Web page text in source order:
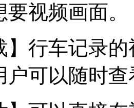
视频画面。
】行车记录
户可以随时查